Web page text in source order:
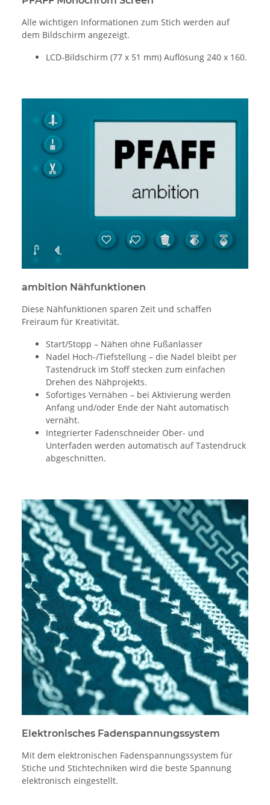
Alle wichtigen Informationen zum Stich werden auf
dem Bildschirm angezeigt.
LCD-Bildschirm (77 x 51 mm) Auflösung 240 x 160.
ambition Nähfunktionen
Diese Nähfunktionen sparen Zeit und schaffen
Freiraum für Kreativität.
Start/Stopp – Nähen ohne Fußanlasser
Nadel Hoch-/Tiefstellung – die Nadel bleibt per
Tastendruck im Stoff stecken zum einfachen
Drehen des Nähprojekts.
Sofortiges Vernähen – bei Aktivierung werden
Anfang und/oder Ende der Naht automatisch
vernäht.
Integrierter Fadenschneider Ober- und
Unterfaden werden automatisch auf Tastendruck
abgeschnitten.
Elektronisches Fadenspannungssystem
Mit dem elektronischen Fadenspannungssystem für
Stiche und Stichtechniken wird die beste Spannung
elektronisch eingestellt.